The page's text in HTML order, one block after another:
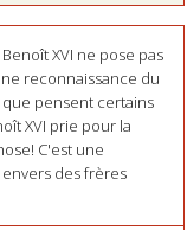
XVI ne pose pas
reconnaissance du
que pensent certains
XVI prie pour la
C'est une
des frères